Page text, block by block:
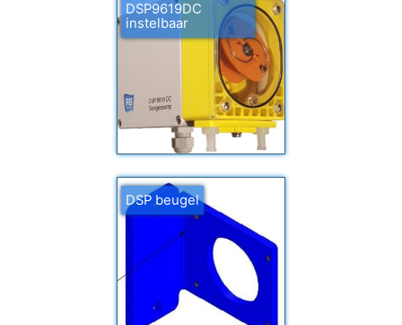
DSP9619DC
instelbaar
DSP beugel